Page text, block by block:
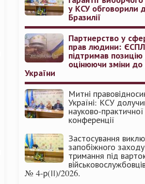
у КСУ обговорили
Бразилії
Партнерство у
прав людини: ЄСПЛ
підтримав
оцінюючи зміни
України
Митні
Україні: КСУ
науково-практичної
конференції
Застосування
запобіжного заходу
тримання під
№ 4-р(ІІ)/2026.